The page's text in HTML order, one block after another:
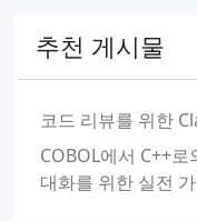
추천 게시물
코드 리뷰를 위한
COBOL에서 C++
대화를 위한 실전